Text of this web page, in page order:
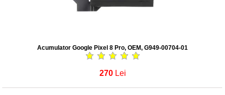
Acumulator Google Pixel 8 Pro, OEM, G949-00704-01
270 Lei